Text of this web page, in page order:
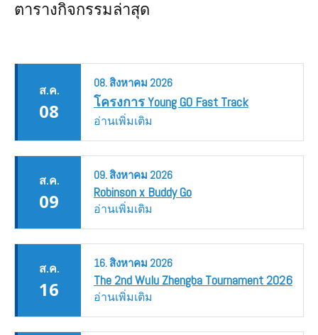
ตารางกิจกรรมล่าสุด
ส.ค.
08
08.สิงหาคม 2026
โครงการ Young GO Fast Track
อ่านเพิ่มเติม
ส.ค.
09
09.สิงหาคม 2026
Robinson x Buddy Go
อ่านเพิ่มเติม
ส.ค.
16
16.สิงหาคม 2026
The 2nd Wulu Zhengba Tournament 2026
อ่านเพิ่มเติม